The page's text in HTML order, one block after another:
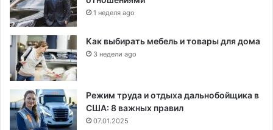
1 неделя ago
Как выбирать мебель и товары для дома
3 недели ago
Режим труда и отдыха дальнобойщика в
США: 8 важных правил
07.01.2025